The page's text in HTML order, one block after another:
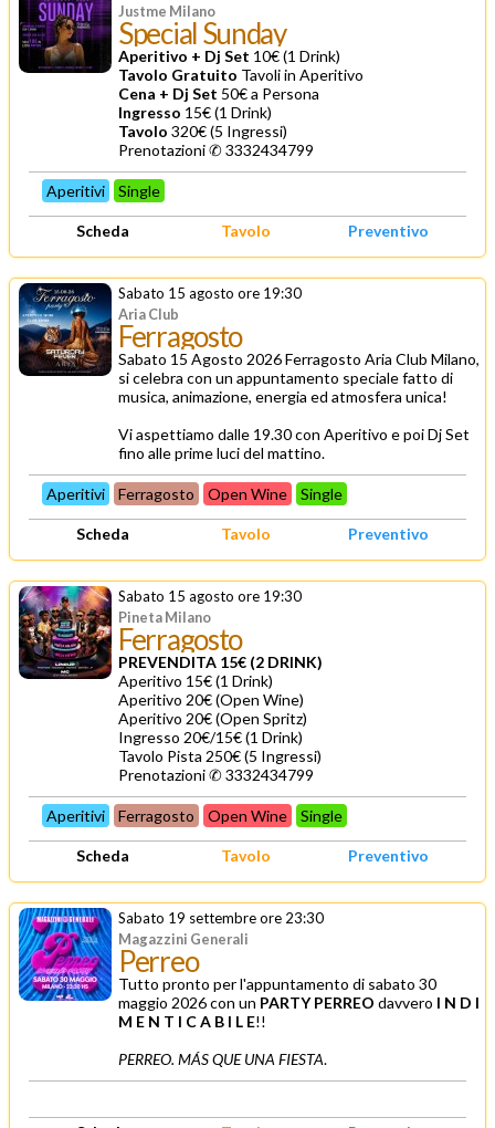
Justme Milano
Special Sunday
Aperitivo + Dj Set 10€ (1 Drink)
Tavolo Gratuito Tavoli in Aperitivo
Cena + Dj Set 50€ a Persona
Ingresso 15€ (1 Drink)
Tavolo 320€ (5 Ingressi)
Prenotazioni ✆ 3332434799
Aperitivi Single
Scheda Tavolo Preventivo
Sabato 15 agosto ore 19:30
Aria Club
Ferragosto
Sabato 15 Agosto 2026 Ferragosto Aria Club Milano,
si celebra con un appuntamento speciale fatto di
musica, animazione, energia ed atmosfera unica!
Vi aspettiamo dalle 19.30 con Aperitivo e poi Dj Set
fino alle prime luci del mattino.
Aperitivi Ferragosto Open Wine Single
Scheda Tavolo Preventivo
Sabato 15 agosto ore 19:30
Pineta Milano
Ferragosto
PREVENDITA 15€ (2 DRINK)
Aperitivo 15€ (1 Drink)
Aperitivo 20€ (Open Wine)
Aperitivo 20€ (Open Spritz)
Ingresso 20€/15€ (1 Drink)
Tavolo Pista 250€ (5 Ingressi)
Prenotazioni ✆ 3332434799
Aperitivi Ferragosto Open Wine Single
Scheda Tavolo Preventivo
Sabato 19 settembre ore 23:30
Magazzini Generali
Perreo
Tutto pronto per l'appuntamento di sabato 30
maggio 2026 con un PARTY PERREO davvero I N D I
M E N T I C A B I L E!!
PERREO. MÁS QUE UNA FIESTA.